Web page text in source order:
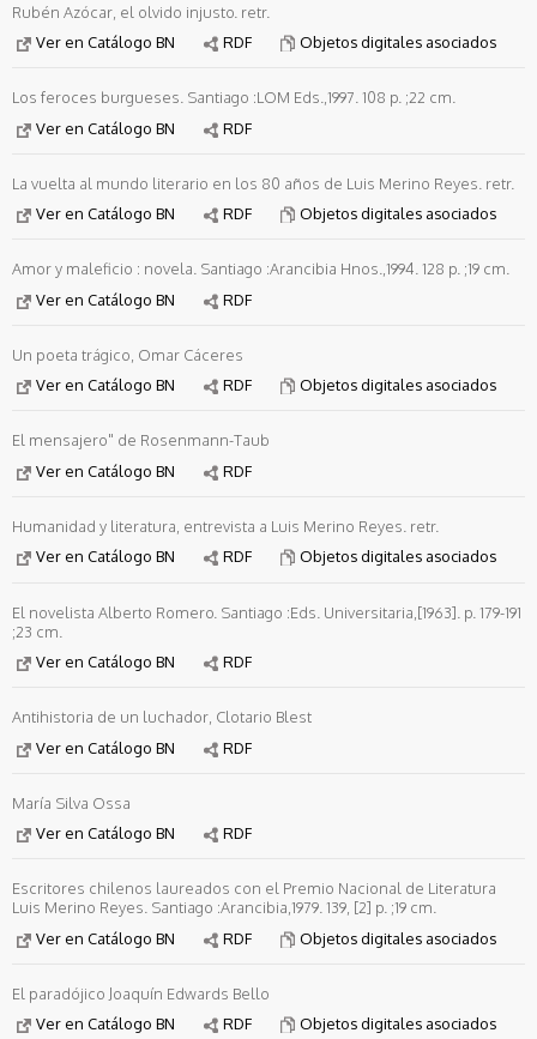
Rubén Azócar, el olvido injusto. retr.
Ver en Catálogo BN
RDF Objetos digitales asociados
Los feroces burgueses. Santiago :LOM Eds.,1997. 108 p. ;22 cm.
Ver en Catálogo BN
RDF
La vuelta al mundo literario en los 80 años de Luis Merino Reyes. retr.
Ver en Catálogo BN
RDF Objetos digitales asociados
Amor y maleficio : novela. Santiago :Arancibia Hnos.,1994. 128 p. ;19 cm.
Ver en Catálogo BN
RDF
Un poeta trágico, Omar Cáceres
Ver en Catálogo BN
RDF Objetos digitales asociados
El mensajero" de Rosenmann-Taub
Ver en Catálogo BN
RDF
Humanidad y literatura, entrevista a Luis Merino Reyes. retr.
Ver en Catálogo BN
RDF Objetos digitales asociados
El novelista Alberto Romero. Santiago :Eds. Universitaria,[1963]. p. 179-191
;23 cm.
Ver en Catálogo BN
RDF
Antihistoria de un luchador, Clotario Blest
Ver en Catálogo BN
RDF
María Silva Ossa
Ver en Catálogo BN
RDF
Escritores chilenos laureados con el Premio Nacional de Literatura
Luis Merino Reyes. Santiago :Arancibia,1979. 139, [2] p. ;19 cm.
Ver en Catálogo BN
RDF Objetos digitales asociados
El paradójico Joaquín Edwards Bello
Ver en Catálogo BN
RDF Objetos digitales asociados